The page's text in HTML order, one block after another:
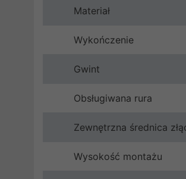
Materiał
Wykończenie
Gwint
Obsługiwana rura
Zewnętrzna średnica
Wysokość montażu